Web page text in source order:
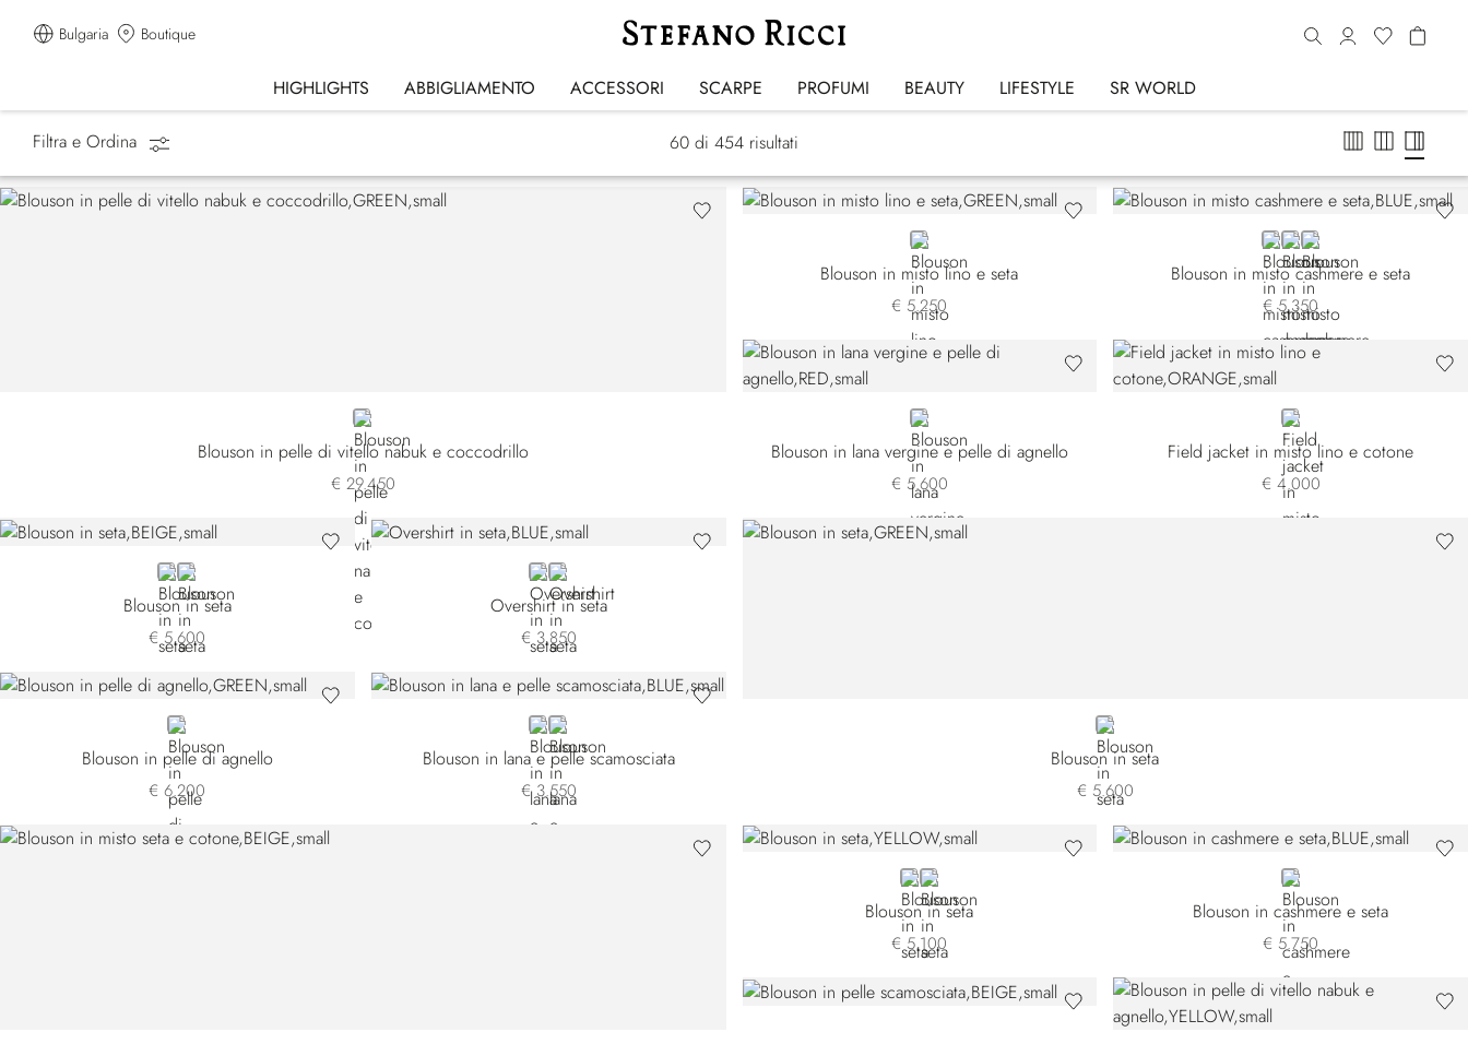
Bulgaria Boutique
HIGHLIGHTS ABBIGLIAMENTO ACCESSORI SCARPE PROFUMI BEAUTY LIFESTYLE SR WORLD
Homepage Summer Essentials
Summer Essentials
Filtra e Ordina 60 di 454 risultati
GREEN
Blouson in pelle di vitello nabuk e coccodrillo
€ 29.450
GREEN
Blouson in misto lino e seta
€ 5.250
BLUE B154HA-0756
BLUE B154HA-0757
YELLOW
Blouson in misto cashmere e seta
€ 5.350
RED
Blouson in lana vergine e pelle di agnello
€ 5.600
ORANGE
Field jacket in misto lino e cotone
€ 4.000
BEIGEGREEN
Blouson in seta
€ 5.600
BLUEBROWN
Overshirt in seta
€ 3.850
GREEN
Blouson in seta
€ 5.600
GREEN
Blouson in pelle di agnello
€ 6.200
BLUEGREEN
Blouson in lana e pelle scamosciata
€ 3.550
YELLOW
BLACK
Blouson in seta
€ 5.100
BLUE
Blouson in cashmere e seta
€ 5.750